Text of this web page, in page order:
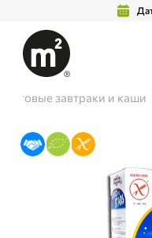
Готовые завтраки и каши